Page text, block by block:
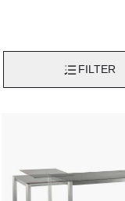
FILTER